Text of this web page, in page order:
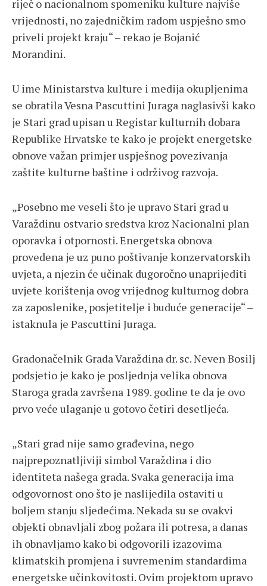
riječ o nacionalnom spomeniku kulture najviše
vrijednosti, no zajedničkim radom uspješno smo
priveli projekt kraju“ – rekao je Bojanić
Morandini.
U ime Ministarstva kulture i medija okupljenima
se obratila Vesna Pascuttini Juraga naglasivši kako
je Stari grad upisan u Registar kulturnih dobara
Republike Hrvatske te kako je projekt energetske
obnove važan primjer uspješnog povezivanja
zaštite kulturne baštine i održivog razvoja.
„Posebno me veseli što je upravo Stari grad u
Varaždinu ostvario sredstva kroz Nacionalni plan
oporavka i otpornosti. Energetska obnova
provedena je uz puno poštivanje konzervatorskih
uvjeta, a njezin će učinak dugoročno unaprijediti
uvjete korištenja ovog vrijednog kulturnog dobra
za zaposlenike, posjetitelje i buduće generacije“ –
istaknula je Pascuttini Juraga.
Gradonačelnik Grada Varaždina dr. sc. Neven Bosilj
podsjetio je kako je posljednja velika obnova
Staroga grada završena 1989. godine te da je ovo
prvo veće ulaganje u gotovo četiri desetljeća.
„Stari grad nije samo građevina, nego
najprepoznatljiviji simbol Varaždina i dio
identiteta našega grada. Svaka generacija ima
odgovornost ono što je naslijedila ostaviti u
boljem stanju sljedećima. Nekada su se ovakvi
objekti obnavljali zbog požara ili potresa, a danas
ih obnavljamo kako bi odgovorili izazovima
klimatskih promjena i suvremenim standardima
energetske učinkovitosti. Ovim projektom upravo